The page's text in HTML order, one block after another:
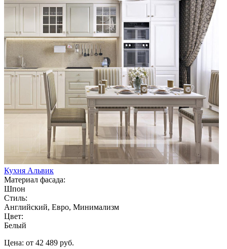
Кухня Альвик
Материал фасада:
Шпон
Стиль:
Английский, Евро, Минимализм
Цвет:
Белый
Цена: от 42 489 руб.